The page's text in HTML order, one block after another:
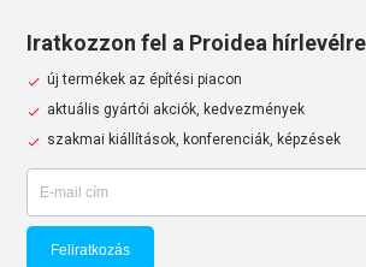
Iratkozzon fel a Proidea
új termékek az építési piacon
aktuális gyártói akciók, kedvezmények
szakmai kiállítások, konferenciák, képzések
Feliratkozás